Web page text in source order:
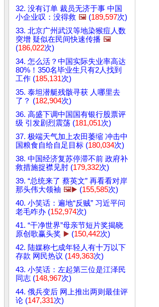
32. 没有订单 裁员无济于事 中国
小企业叹：没得救 🖼️ (189,597次)
33. 北京广州武汉等地染猴痘人数
突增 疑似在民间快速传播 🖼️
(186,022次)
34. 怎么活？中国实际失业率高达
80%！350名毕业生只有2人找到
工作 (185,131次)
35. 泰坦潜艇残骸寻获 人哪里去
了？ (182,904次)
36. 高盛下调中国国有银行股票评
级 引发剧烈震荡 (181,051次)
37. 极端天气加上农田萎缩 冲击中
国粮食自给自足目标 (180,034次)
38. 中国经济复苏停滞不前 政府补
救措施捉襟见肘 (179,332次)
39. “总统来了 蔡英文” 再看看对岸
那头伟大领袖 🖼️▶️ (155,585次)
40. 小笑话：遍地“反贼” 习近平问
老毛咋办 (152,974次)
41. “干净世界”母亲节短片奖揭晓
原创歌赢头奖 ▶️ (150,442次)
42. 陆媒称七成年轻人有十万以下
存款 网民热议 (149,363次)
43. 小笑话：左起第三位是江泽民
同志 (148,967次)
44. 俄兵变后 网上推出两则最佳评
论 (147,331次)